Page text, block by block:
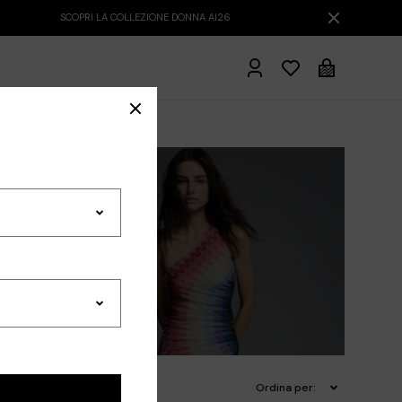
Accessori
Ordina per: